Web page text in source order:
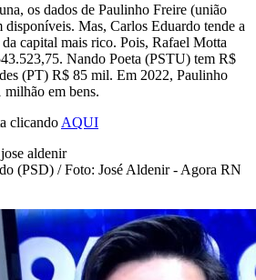
os dados de Paulinho Freire (união
disponíveis. Mas, Carlos Eduardo tende a
capital mais rico. Pois, Rafael Motta
Nando Poeta (PSTU) tem R$
(PT) R$ 85 mil. Em 2022, Paulinho
em bens.
clicando AQUI
(PSD) / Foto: José Aldenir - Agora RN